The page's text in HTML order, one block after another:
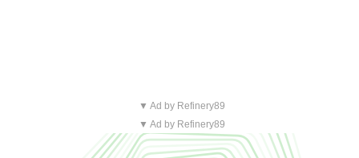
▼ Ad by Refinery89
▼ Ad by Refinery89